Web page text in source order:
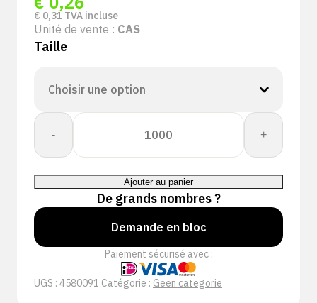
€ 0,31 TVA incluse
Unité de vente : CAS
Taille
-
quantité
PERFECT
FIT
GLOVE
DEXPURE
800-
91
+
Ajouter au panier
De grands nombres ?
Demande en bloc
Paiement sécurisé avec :
UGS : 4580091 Catégorie : Geen categorie